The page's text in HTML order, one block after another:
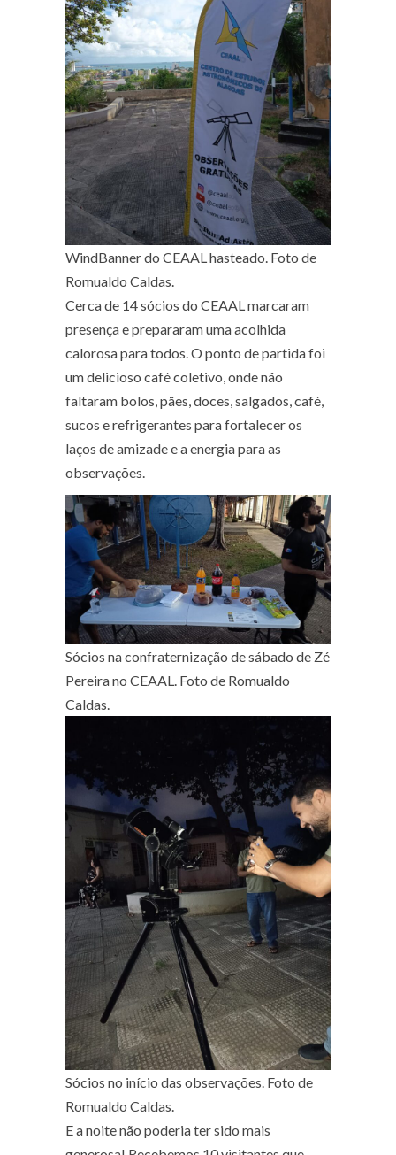
WindBanner do CEAAL hasteado. Foto de
Romualdo Caldas.
Cerca de 14 sócios do CEAAL marcaram
presença e prepararam uma acolhida
calorosa para todos. O ponto de partida foi
um delicioso café coletivo, onde não
faltaram bolos, pães, doces, salgados, café,
sucos e refrigerantes para fortalecer os
laços de amizade e a energia para as
observações.
Sócios na confraternização de sábado de Zé
Pereira no CEAAL. Foto de Romualdo
Caldas.
Sócios no início das observações. Foto de
Romualdo Caldas.
E a noite não poderia ter sido mais